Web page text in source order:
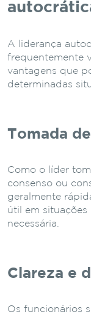
A liderança
frequentemente
vantagens que
determinadas
Tomada
Como o líder
consenso ou
geralmente
útil em
necessária.
Clareza e
Os funcionários